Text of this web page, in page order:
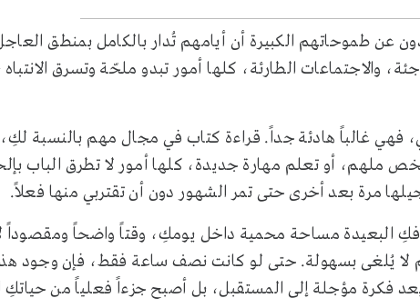
عن طموحاتهم الكبيرة أن أيامهم تُدار بالكامل بمنطق
والاجتماعات الطارئة، كلها أمور تبدو ملحّة وتسرق
فهي غالباً هادئة جداً. قراءة كتاب في مجال مهم بالنسبة
ملهم، أو تعلم مهارة جديدة، كلها أمور لا تطرق الباب
مرة بعد أخرى حتى تمر الشهور دون أن تقتربي منها فعلاً.
البعيدة مساحة محمية داخل يومكِ، وقتاً واضحاً ومقصوداً لا
لا يُلغى بسهولة. حتى لو كانت نصف ساعة فقط، فإن وجود
فكرة مؤجلة إلى المستقبل، بل أصبح جزءاً فعلياً من حياتكِ